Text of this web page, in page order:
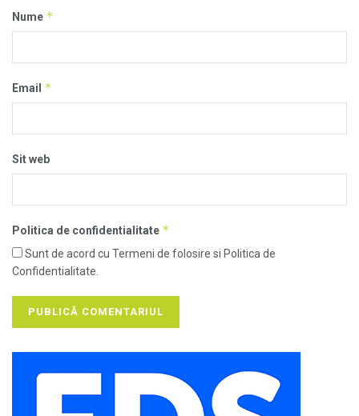
Nume *
Email *
Sit web
Politica de confidentialitate *
Sunt de acord cu Termeni de folosire si Politica de
Confidentialitate.